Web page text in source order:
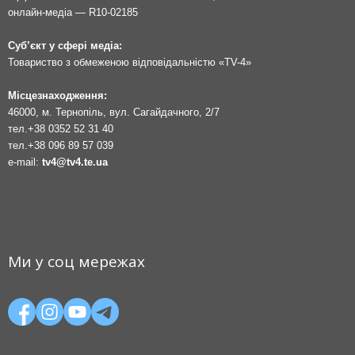
онлайн-медіа — R10-02185
Суб’єкт у сфері медіа:
Товариство з обмеженою відповідальністю «TV-4»
Місцезнаходження:
46000, м. Тернопіль, вул. Сагайдачного, 2/7
тел. +38 0352 52 31 40
тел. +38 096 89 57 039
e-mail: tv4@tv4.te.ua
Ми у соц мережах